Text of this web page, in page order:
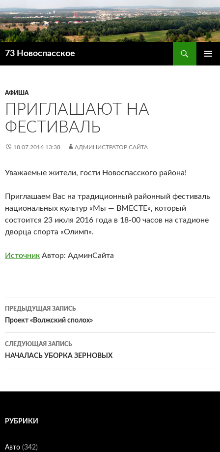
73 Новоспасское
АФИША
ПРИГЛАШАЮТ НА
ФЕСТИВАЛЬ
18.07.2016 13:38 АДМИНИСТРАТОР САЙТА
Уважаемые жители, гости Новоспасского района!
Приглашаем Вас на традиционный районный фестиваль
национальных культур «Мы — ВМЕСТЕ», который
состоится 23 июля 2016 года в 18-00 часов на стадионе
дворца спорта «Олимп».
Источник Автор: АдминСайта
Навигация
по
записям
ПРЕДЫДУЩАЯ ЗАПИСЬ
Проект «Волжский сполох»
СЛЕДУЮЩАЯ ЗАПИСЬ
НАЧАЛАСЬ УБОРКА ЗЕРНОВЫХ
РУБРИКИ
Авто (342)